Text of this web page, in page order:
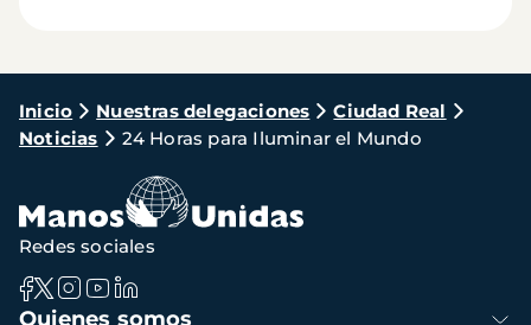
Ruta
de
navegación
Inicio Nuestras delegaciones
Ciudad Real
Noticias
24 Horas para Iluminar el Mundo
Navegación
Quienes somos
Redes sociales